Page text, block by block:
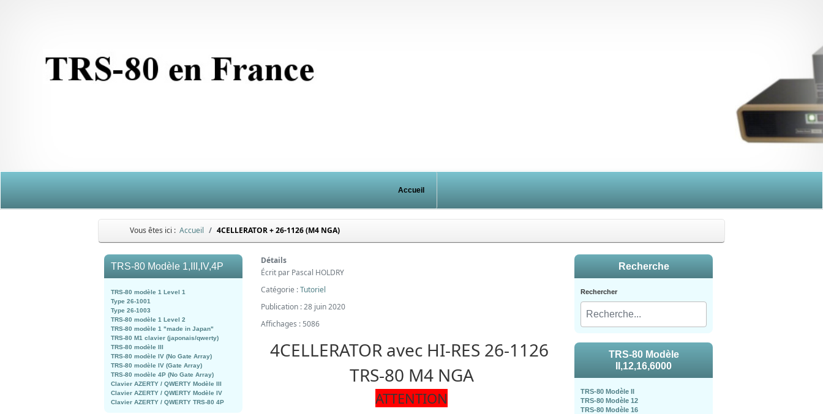
Accueil
Vous êtes ici : Accueil 4CELLERATOR + 26-1126 (M4 NGA)
TRS-80 Modèle 1,III,IV,4P
TRS-80 modèle 1 Level 1
Type 26-1001
Type 26-1003
TRS-80 modèle 1 Level 2
TRS-80 modèle 1 "made in Japan"
TRS-80 M1 clavier (japonais/qwerty)
TRS-80 modèle III
TRS-80 modèle IV (No Gate Array)
TRS-80 modèle IV (Gate Array)
TRS-80 modèle 4P (No Gate Array)
Clavier AZERTY / QWERTY Modèle III
Clavier AZERTY / QWERTY Modèle IV
Clavier AZERTY / QWERTY TRS-80 4P
Détails
Écrit par Pascal HOLDRY
Catégorie :Tutoriel
Publication : 28 juin 2020
Affichages : 5086
4CELLERATOR avec HI-RES 26-1126
TRS-80 M4 NGA
ATTENTION
Recherche
Rechercher
TRS-80 Modèle
II,12,16,6000
TRS-80 Modèle II
TRS-80 Modèle 12
TRS-80 Modèle 16